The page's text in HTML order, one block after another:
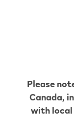
Please
Canada,
with local